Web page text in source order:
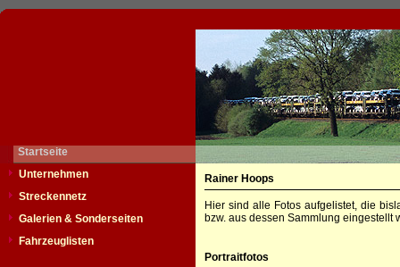
Startseite
Unternehmen
Streckennetz
Galerien & Sonderseiten
Fahrzeuglisten
Rainer Hoops
Hier sind alle Fotos aufgelistet, die
bzw. aus dessen Sammlung eingestellt
Portraitfotos